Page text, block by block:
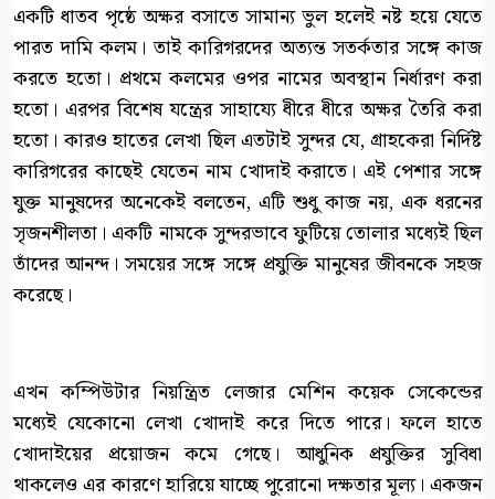
একটি ধাতব পৃষ্ঠে অক্ষর বসাতে সামান্য ভুল হলেই নষ্ট হয়ে যেতে
পারত দামি কলম। তাই কারিগরদের অত্যন্ত সতর্কতার সঙ্গে কাজ
করতে হতো। প্রথমে কলমের ওপর নামের অবস্থান নির্ধারণ করা
হতো। এরপর বিশেষ যন্ত্রের সাহায্যে ধীরে ধীরে অক্ষর তৈরি করা
হতো। কারও হাতের লেখা ছিল এতটাই সুন্দর যে, গ্রাহকেরা নির্দিষ্ট
কারিগরের কাছেই যেতেন নাম খোদাই করাতে। এই পেশার সঙ্গে
যুক্ত মানুষদের অনেকেই বলতেন, এটি শুধু কাজ নয়, এক ধরনের
সৃজনশীলতা। একটি নামকে সুন্দরভাবে ফুটিয়ে তোলার মধ্যেই ছিল
তাঁদের আনন্দ। সময়ের সঙ্গে সঙ্গে প্রযুক্তি মানুষের জীবনকে সহজ
করেছে।
এখন কম্পিউটার নিয়ন্ত্রিত লেজার মেশিন কয়েক সেকেন্ডের
মধ্যেই যেকোনো লেখা খোদাই করে দিতে পারে। ফলে হাতে
খোদাইয়ের প্রয়োজন কমে গেছে। আধুনিক প্রযুক্তির সুবিধা
থাকলেও এর কারণে হারিয়ে যাচ্ছে পুরোনো দক্ষতার মূল্য। একজন